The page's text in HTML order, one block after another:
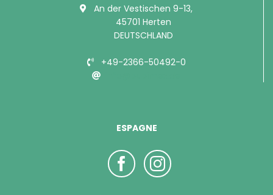
An der Vestischen 9-13,
45701 Herten
DEUTSCHLAND
+49-2366-50492-0
ESPAGNE